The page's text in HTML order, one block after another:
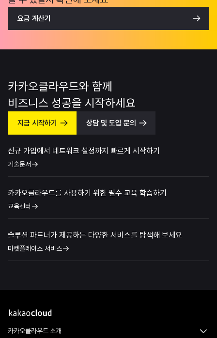
요금 계산기
카카오클라우드와 함께
비즈니스 성공을 시작하세요
지금 시작하기 상담 및 도입 문의
신규 가입에서 네트워크 설정까지 빠르게 시작하기
기술문서
카카오클라우드를 사용하기 위한 필수 교육 학습하기
교육센터
솔루션 파트너가 제공하는 다양한 서비스를 탐색해 보세요
마켓플레이스 서비스
카카오클라우드 소개